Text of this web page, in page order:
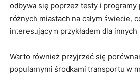
odbywa się poprzez testy i programy
różnych miastach na całym świecie,
interesującym przykładem dla
Warto również przyjrzeć się
popularnymi środkami transportu w